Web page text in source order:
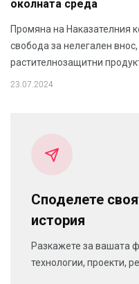
околната среда
Промяна на Наказателния
свобода за нелегален
растителнозащитни
23.07.2024
Споделете
история
Разкажете за вашата
технологии, проекти,